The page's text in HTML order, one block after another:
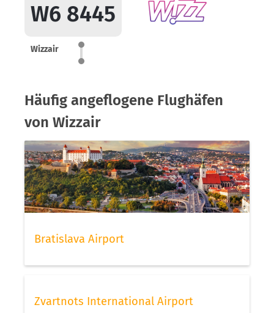
W6 8445
Wizzair
Häufig angeflogene Flughäfen
von Wizzair
Bratislava Airport
Zvartnots International Airport